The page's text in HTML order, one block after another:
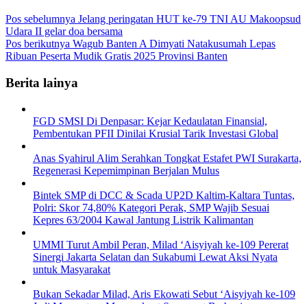
Pos sebelumnya Jelang peringatan HUT ke-79 TNI AU Makoopsud
Udara II gelar doa bersama
Pos berikutnya Wagub Banten A Dimyati Natakusumah Lepas
Ribuan Peserta Mudik Gratis 2025 Provinsi Banten
Berita lainya
FGD SMSI Di Denpasar: Kejar Kedaulatan Finansial,
Pembentukan PFII Dinilai Krusial Tarik Investasi Global
Anas Syahirul Alim Serahkan Tongkat Estafet PWI Surakarta,
Regenerasi Kepemimpinan Berjalan Mulus
Bintek SMP di DCC & Scada UP2D Kaltim-Kaltara Tuntas,
Polri: Skor 74,80% Kategori Perak, SMP Wajib Sesuai
Kepres 63/2004 Kawal Jantung Listrik Kalimantan
UMMI Turut Ambil Peran, Milad ‘Aisyiyah ke-109 Pererat
Sinergi Jakarta Selatan dan Sukabumi Lewat Aksi Nyata
untuk Masyarakat
Bukan Sekadar Milad, Aris Ekowati Sebut ‘Aisyiyah ke-109